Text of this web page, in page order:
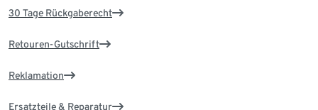
30 Tage Rückgaberecht
Retouren-Gutschrift
Reklamation
Ersatzteile & Reparatur